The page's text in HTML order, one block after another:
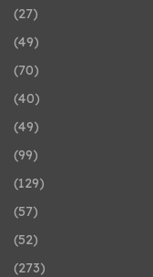
(27)
(49)
(70)
(40)
(49)
(99)
(129)
(57)
(52)
(273)